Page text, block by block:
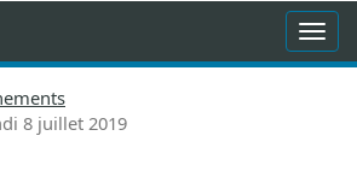
8 juillet 2019